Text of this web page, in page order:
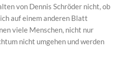
von Dennis Schröder nicht, ob
auf einem anderen Blatt
viele Menschen, nicht nur
nicht umgehen und werden